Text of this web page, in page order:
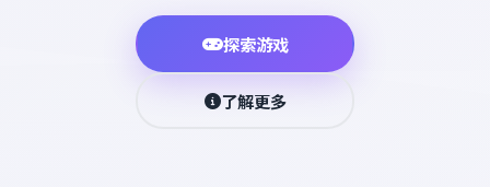
探索游戏
了解更多